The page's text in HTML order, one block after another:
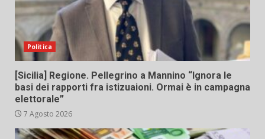
Politica
[Sicilia] Regione. Pellegrino a Mannino “Ignora le
basi dei rapporti fra istizuaioni. Ormai è in campagna
elettorale”
7 Agosto 2026